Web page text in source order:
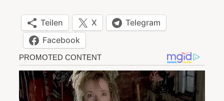
Teilen X
Telegram
Facebook